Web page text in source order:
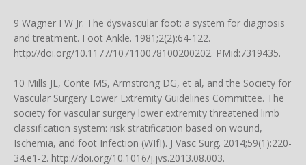
9 Wagner FW Jr. The dysvascular foot: a system for diagnosis
and treatment. Foot Ankle. 1981;2(2):64-122.
http://doi.org/10.1177/107110078100200202. PMid:7319435.
10 Mills JL, Conte MS, Armstrong DG, et al, and the Society for
Vascular Surgery Lower Extremity Guidelines Committee. The
society for vascular surgery lower extremity threatened limb
classification system: risk stratification based on wound,
Ischemia, and foot Infection (WIfI). J Vasc Surg. 2014;59(1):220-
34.e1-2. http://doi.org/10.1016/j.jvs.2013.08.003.